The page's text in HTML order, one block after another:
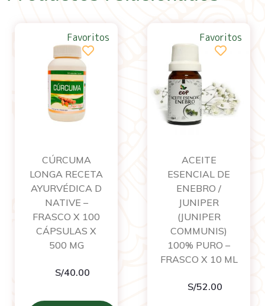
CÚRCUMA
LONGA RECETA
AYURVÉDICA D
NATIVE –
FRASCO X 100
CÁPSULAS X
500 MG
S/40.00
Favoritos
ACEITE
ESENCIAL DE
ENEBRO /
JUNIPER
(JUNIPER
COMMUNIS)
100% PURO –
FRASCO X 10 ML
S/52.00
Favoritos